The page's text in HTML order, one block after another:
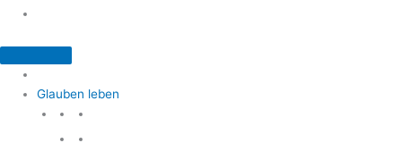
Glauben leben